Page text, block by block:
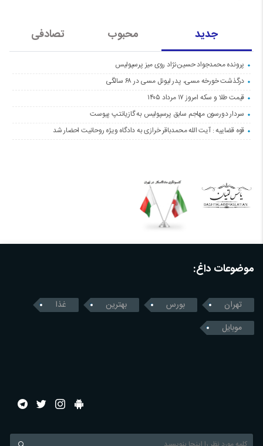
جدید محبوب تصادفی
پرونده محمدجواد حسین‌نژاد روی میز پرسپولیس
درگذشت خورخه مسی، پدر لیونل مسی در ۶۸ سالگی
قیمت طلا و سکه امروز ۱۷ مرداد ۱۴۰۵
سردار دورسون مهاجم سابق پرسپولیس به گازیانتپ پیوست
قوه قضاییه : آیت الله محمدباقر خرازی به دادگاه ویژه روحانیت احضار شد
موضوعات داغ:
تهران بورس بهترین
غذا
موبایل